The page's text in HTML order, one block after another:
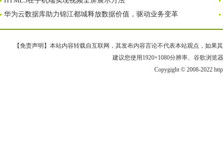
华为云数据库助力锦江都城释放数据价值，驱动业务变革
【免责声明】本站内容转载自互联网，其发布内容言论不代表本站观点，如果
建议您使用1920×1080分辨率、谷歌浏览
Copygight © 2008-2022